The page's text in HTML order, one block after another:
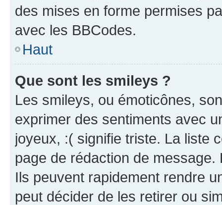
des mises en forme permises
avec les BBCodes.
Haut
Que sont les smileys ?
Les smileys, ou émoticônes,
exprimer des sentiments avec
joyeux, :( signifie triste. La liste
page de rédaction de
Ils peuvent rapidement rendre
peut décider de les retirer ou